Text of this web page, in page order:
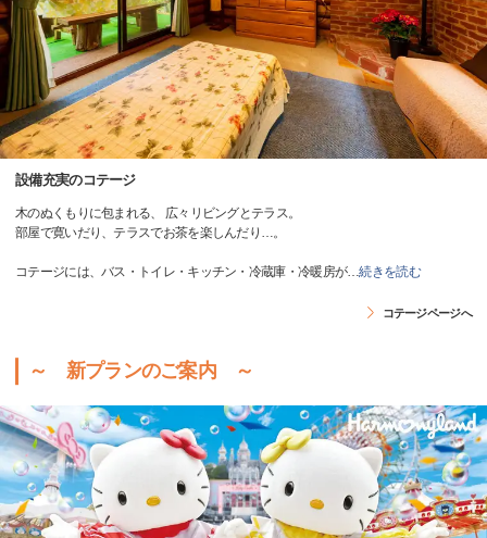
設備充実のコテージ
木のぬくもりに包まれる、 広々リビングとテラス。
部屋で寛いだり、テラスでお茶を楽しんだり…。
コテージには、バス・トイレ・キッチン・冷蔵庫・冷暖房が…続きを読む
コテージページへ
～ 新プランのご案内 ～